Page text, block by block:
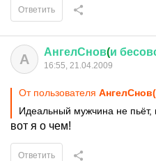
Ответить
А АнгелСнов(и
16:55, 21.04.2009
От пользователя
Идеальный мужчина не пьёт,
вот я о чем!
Ответить